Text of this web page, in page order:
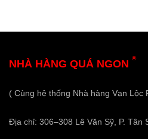
NHÀ HÀNG QUÁ NGON ®
( Cùng hệ thống Nhà hàng Vạn Lộc
Địa chỉ: 306–308 Lê Văn Sỹ, P. Tân